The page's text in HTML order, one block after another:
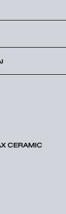
CERAMIC